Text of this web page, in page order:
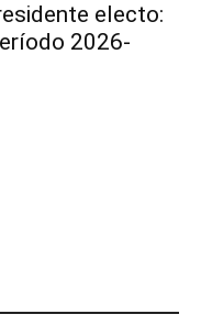
electo:
2026-